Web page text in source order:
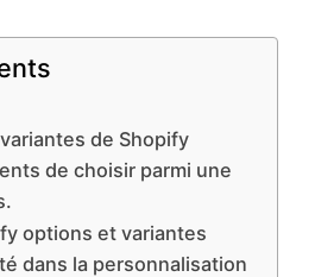
de Shopify
de choisir parmi une
options et variantes
dans la personnalisation